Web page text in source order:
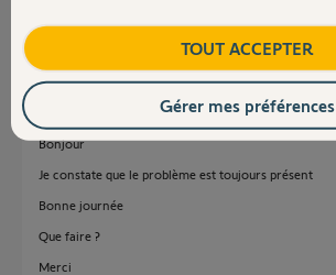
Réponses
Bonjour
Je constate que le problème est toujours présent
Bonne journée
Que faire ?
Merci
TOUT ACCEPTER
Gérer mes préférences